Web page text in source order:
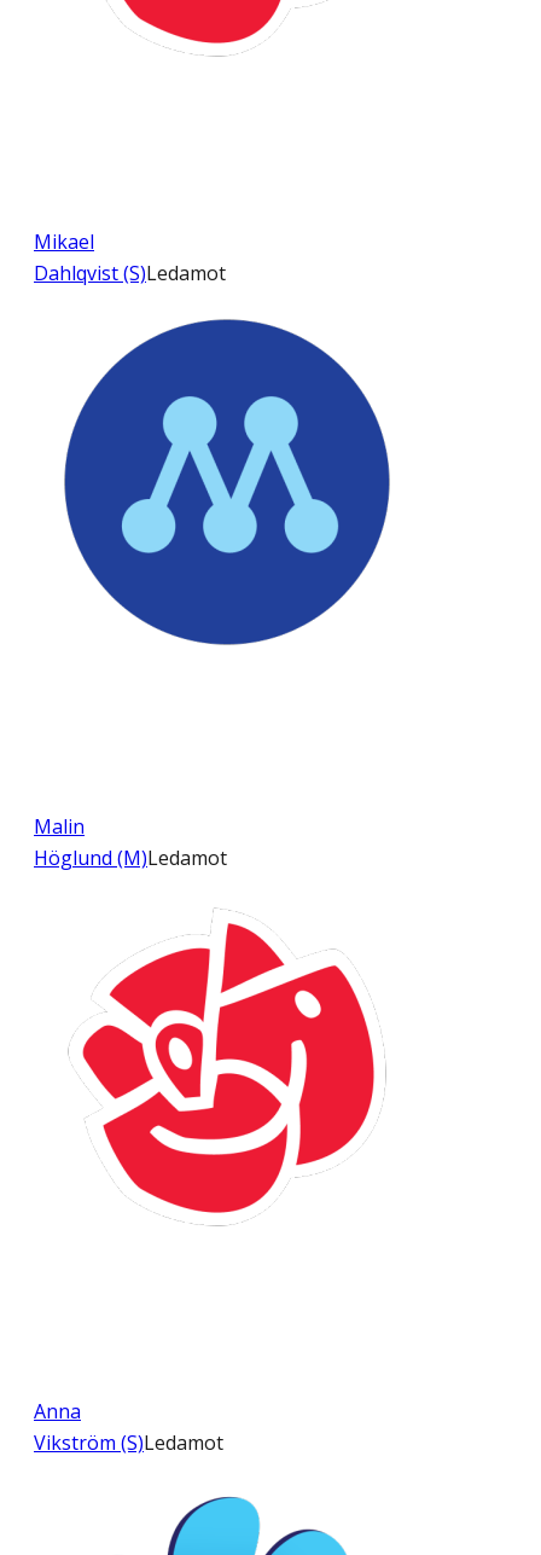
Mikael
Dahlqvist (S)Ledamot
Malin
Höglund (M)Ledamot
Anna
Vikström (S)Ledamot